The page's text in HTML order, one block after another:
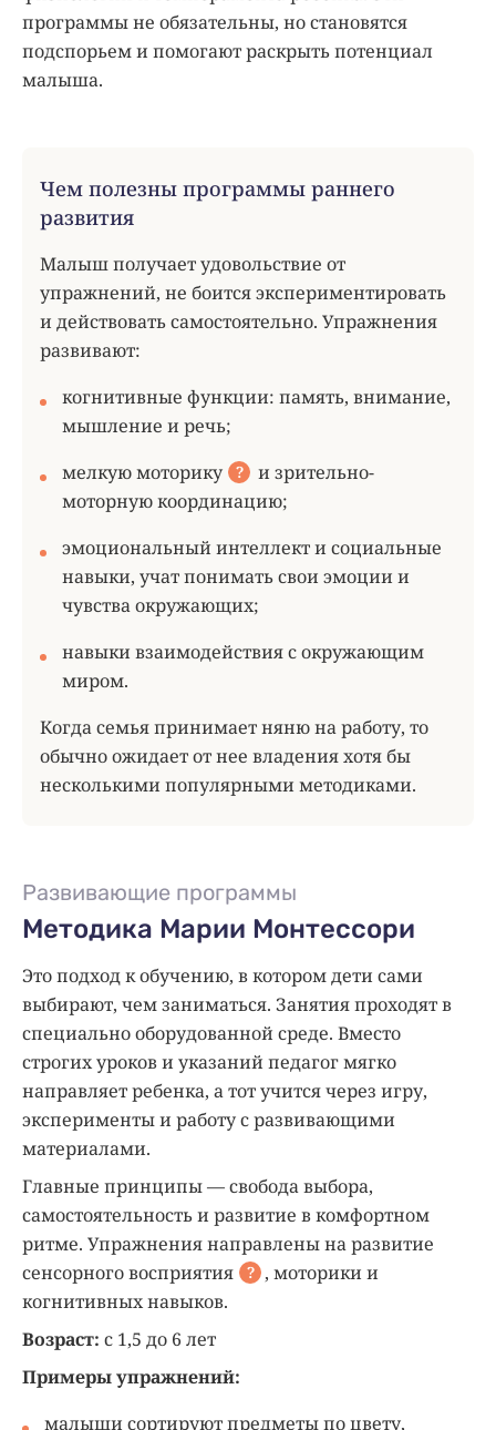
программы не обязательны, но становятся
подспорьем и помогают раскрыть потенциал
малыша.
Чем полезны программы раннего
развития
Малыш получает удовольствие от
упражнений, не боится экспериментировать
и действовать самостоятельно. Упражнения
развивают:
когнитивные функции: память, внимание,
мышление и речь;
мелкуюмоторику ?
и зрительно-
моторную координацию;
эмоциональный интеллект и социальные
навыки, учат понимать свои эмоции и
чувства окружающих;
навыки взаимодействия с окружающим
миром.
Когда семья принимает няню на работу, то
обычно ожидает от нее владения хотя бы
несколькими популярными методиками.
Развивающие программы
Методика Марии Монтессори
Это подход к обучению, в котором дети сами
выбирают, чем заниматься. Занятия проходят в
специально оборудованной среде. Вместо
строгих уроков и указаний педагог мягко
направляет ребенка, а тот учится через игру,
эксперименты и работу с развивающими
материалами.
Главные принципы — свобода выбора,
самостоятельность и развитие в комфортном
ритме. Упражнения направлены на развитие
сенсорноговосприятия ? , моторики и
когнитивных навыков.
Возраст: с 1,5 до 6 лет
Примеры упражнений:
малыши сортируют предметы по цвету,